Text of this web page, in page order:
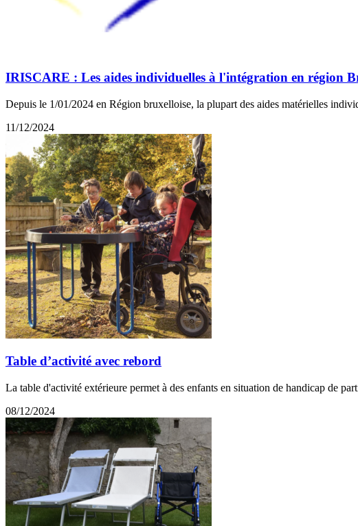
IRISCARE : Les aides individuelles à l'intégration en région
Depuis le 1/01/2024 en Région bruxelloise, la plupart des aides matérielles
11/12/2024
Table d’activité avec rebord
La table d'activité extérieure permet à des enfants en situation de handicap de
08/12/2024